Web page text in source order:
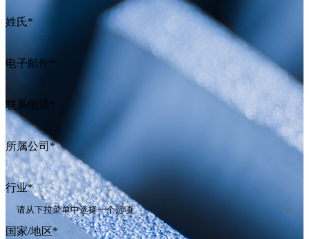
姓氏*
电子邮件*
联系电话*
所属公司 *
行业*
国家/地区*